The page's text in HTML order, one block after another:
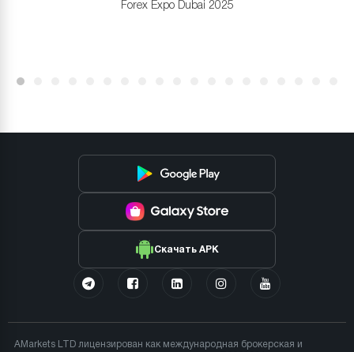
Forex Expo Dubai 2025
Скачать APK
AMarkets LTD лицензирован как международная брокерская и